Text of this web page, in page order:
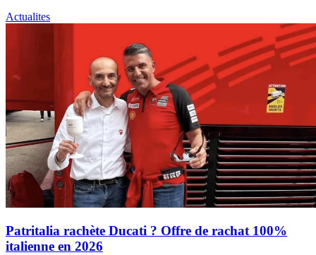
Actualites
Patritalia rachète Ducati ? Offre de rachat 100%
italienne en 2026